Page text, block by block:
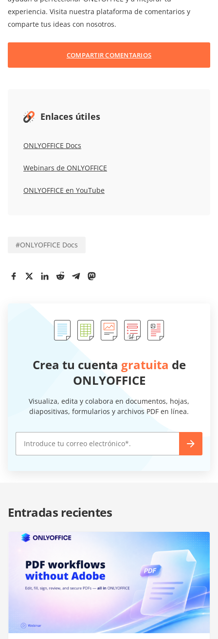
experiencia. Visita nuestra plataforma de comentarios y
comparte tus ideas con nosotros.
COMPARTIR COMENTARIOS
Enlaces útiles
ONLYOFFICE Docs
Webinars de ONLYOFFICE
ONLYOFFICE en YouTube
#ONLYOFFICE Docs
Crea tu cuenta gratuita de
ONLYOFFICE
Visualiza, edita y colabora en documentos, hojas,
diapositivas, formularios y archivos PDF en línea.
Entradas recientes